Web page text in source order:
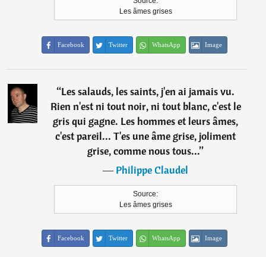
Les âmes grises
Facebook Twitter WhatsApp Image
“Les salauds, les saints, j'en ai jamais vu.
Rien n'est ni tout noir, ni tout blanc, c'est le
gris qui gagne. Les hommes et leurs âmes,
c'est pareil... T'es une âme grise, joliment
grise, comme nous tous...”
―Philippe Claudel
Source:
Les âmes grises
Facebook Twitter WhatsApp Image